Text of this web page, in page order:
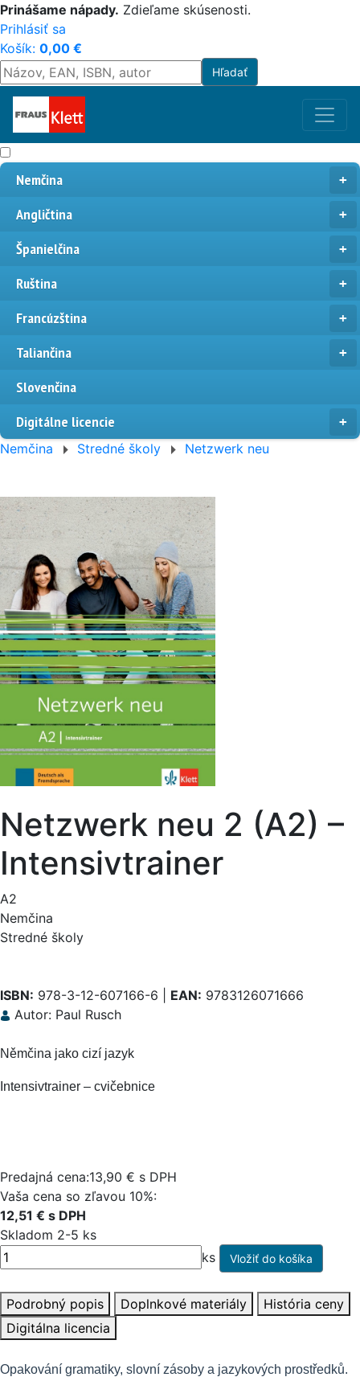
Prinášame nápady. Zdieľame skúsenosti.
Prihlásiť sa
Košík: 0,00 €
Nemčina
Angličtina
Španielčina
Ruština
Francúzština
Taliančina
Slovenčina
Digitálne licencie
Nemčina Stredné školy Netzwerk neu
Netzwerk neu 2 (A2) –
Intensivtrainer
A2
Nemčina
Stredné školy
ISBN: 978-3-12-607166-6 | EAN: 9783126071666
Autor: Paul Rusch
Němčina jako cizí jazyk
Intensivtrainer – cvičebnice
Predajná cena:13,90 € s DPH
Vaša cena so zľavou 10%:
12,51 € s DPH
Skladom 2-5 ks
ks
Podrobný popis Doplnkové materiály
História ceny
Digitálna licencia
Opakování gramatiky, slovní zásoby a jazykových prostředků.